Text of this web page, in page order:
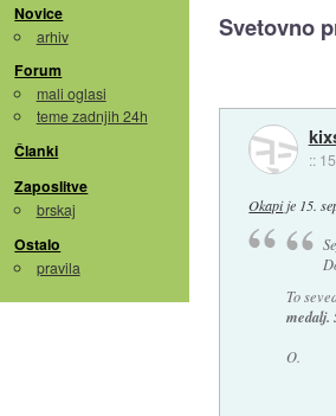
Novice
arhiv
Forum
mali oglasi
teme zadnjih 24h
Članki
Zaposlitve
brskaj
Ostalo
pravila
Svetovno
::
Okapije 15.
To
medalj.
O.